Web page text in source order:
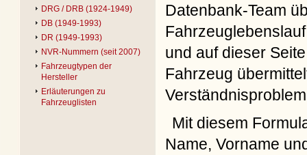
DRG / DRB (1924-1949)
DB (1949-1993)
DR (1949-1993)
NVR-Nummern (seit 2007)
Fahrzeugtypen der
Hersteller
Erläuterungen zu
Fahrzeuglisten
Datenbank-Team
und auf dieser
Fahrzeug
Mit diesem
Name, Vorname